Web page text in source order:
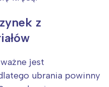
z
jest
ubrania powinny